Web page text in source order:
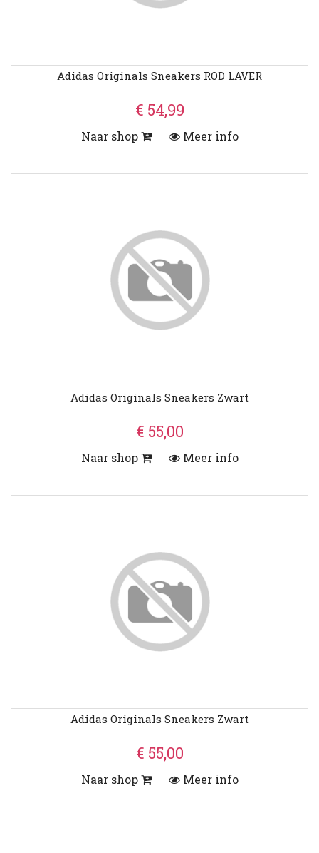
Adidas Originals Sneakers ROD LAVER
€ 54,99
Naar shop Meer info
Adidas Originals Sneakers Zwart
€ 55,00
Naar shop Meer info
Adidas Originals Sneakers Zwart
€ 55,00
Naar shop Meer info